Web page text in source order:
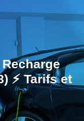
⚡️ Tarifs et